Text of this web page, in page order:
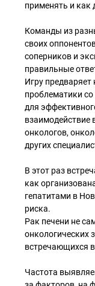
применять и как
Команды из
своих
соперников и
правильные
Игру
проблематики
для
взаимодействие
онкологов,
других
В этот раз
как
гепатитами в
риска.
Рак печени не
онкологических
встречающихся
Частота